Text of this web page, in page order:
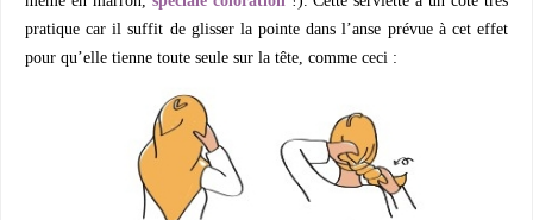
pratique car il suffit de glisser la pointe dans l’anse prévue à cet effet
pour qu’elle tienne toute seule sur la tête, comme ceci :